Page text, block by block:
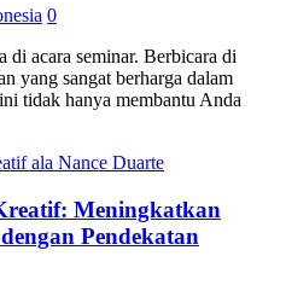
0
acara seminar. Berbicara di
yang sangat berharga dalam
tidak hanya membantu Anda
Meningkatkan
Pendekatan